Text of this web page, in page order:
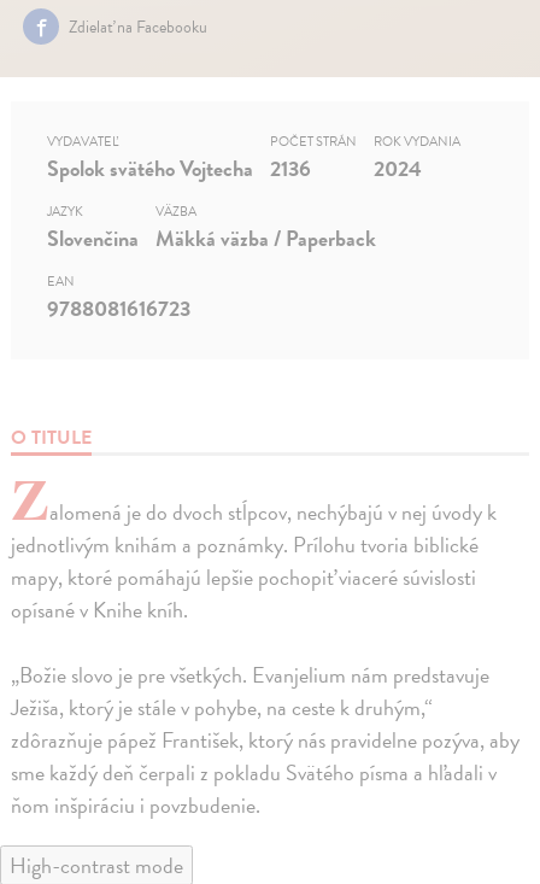
Zdielať na Facebooku
O TITULE
Zalomená je do dvoch stĺpcov, nechýbajú v nej úvody k
jednotlivým knihám a poznámky. Prílohu tvoria biblické
mapy, ktoré pomáhajú lepšie pochopiť viaceré súvislosti
opísané v Knihe kníh.
„Božie slovo je pre všetkých. Evanjelium nám predstavuje
Ježiša, ktorý je stále v pohybe, na ceste k druhým,“
zdôrazňuje pápež František, ktorý nás pravidelne pozýva, aby
sme každý deň čerpali z pokladu Svätého písma a hľadali v
ňom inšpiráciu i povzbudenie.
VYDAVATEĽ
Spolok svätého Vojtecha
POČET STRÁN
2136
ROK VYDANIA
2024
JAZYK
Slovenčina
VÄZBA
Mäkká väzba / Paperback
EAN
9788081616723
High-contrast mode